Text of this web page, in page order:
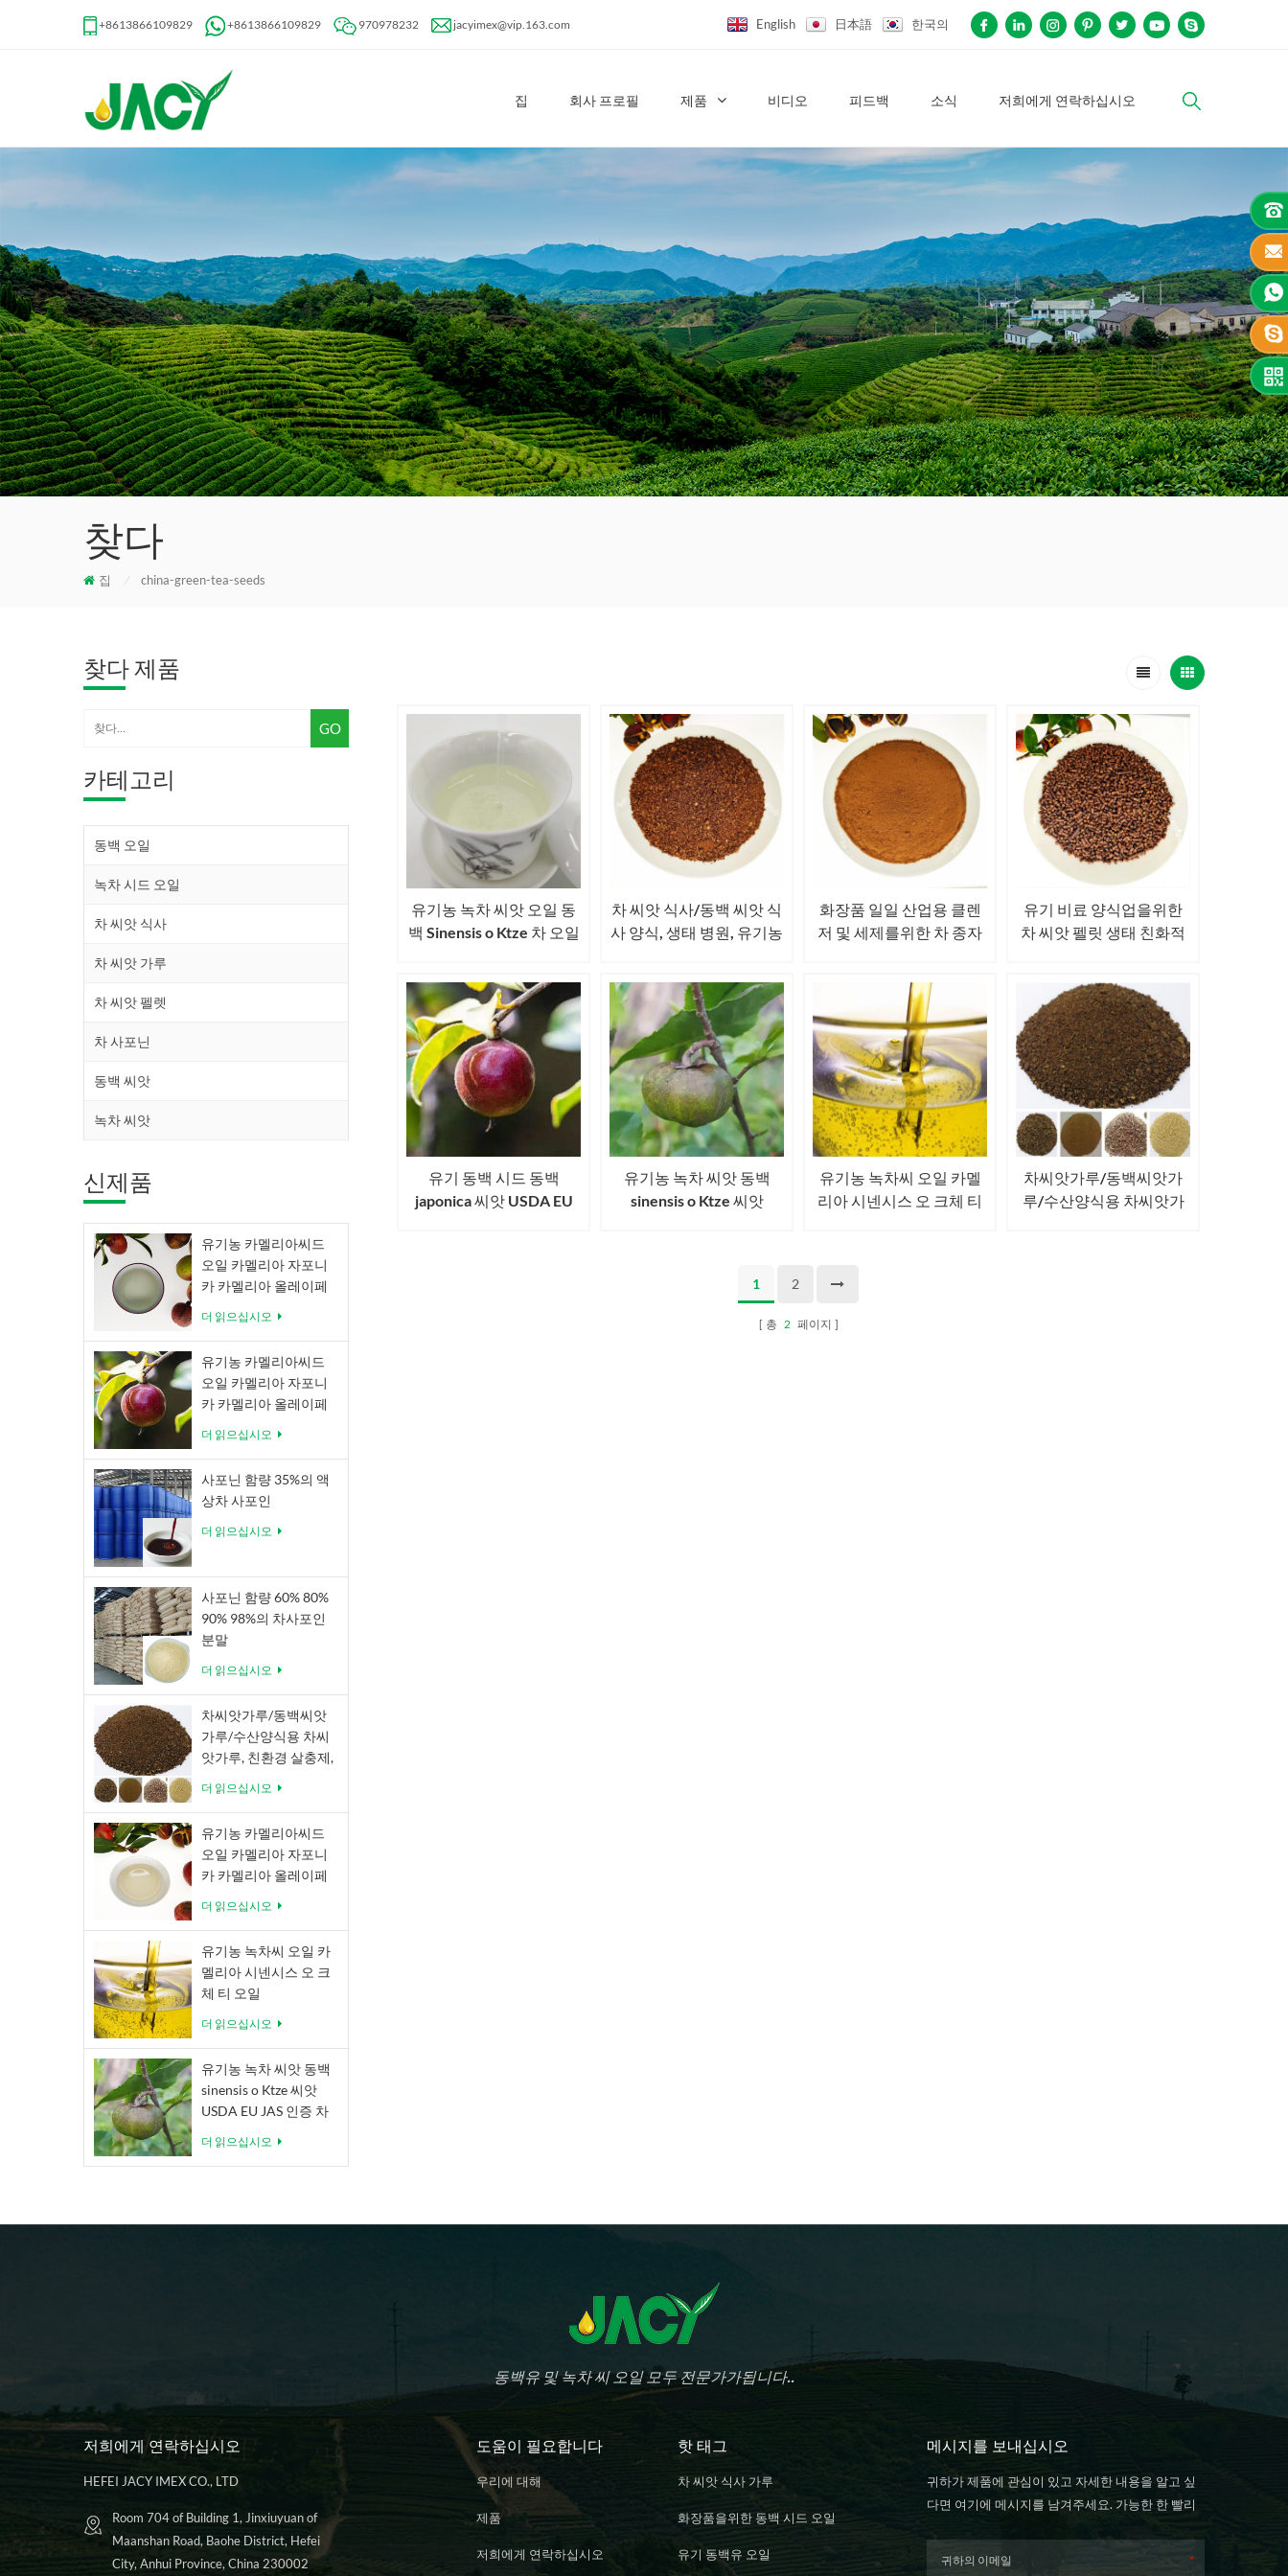
+8613866109829 +8613866109829 970978232 jacyimex@vip.163.com English 日本語 한국의
집 회사 프로필 제품 비디오 피드백 소식 저희에게 연락하십시오
찾다
집 / china-green-tea-seeds
찾다 제품
카테고리
동백 오일
녹차 시드 오일
차 씨앗 식사
차 씨앗 가루
차 씨앗 펠렛
차 사포닌
동백 씨앗
녹차 씨앗
신제품
유기농 카멜리아씨드
오일 카멜리아 자포니
카 카멜리아 올레이페
더 읽으십시오
유기농 카멜리아씨드
오일 카멜리아 자포니
카 카멜리아 올레이페
더 읽으십시오
사포닌 함량 35%의 액
상차 사포인
더 읽으십시오
사포닌 함량 60% 80%
90% 98%의 차사포인
분말
더 읽으십시오
차씨앗가루/동백씨앗
가루/수산양식용 차씨
앗가루, 친환경 살충제,
Oleifera Camellia
더 읽으십시오
유기농 카멜리아씨드
오일 카멜리아 자포니
카 카멜리아 올레이페
더 읽으십시오
유기농 녹차씨 오일 카
멜리아 시넨시스 오 크
체 티 오일
더 읽으십시오
유기농 녹차 씨앗 동백
sinensis o Ktze 씨앗
USDA EU JAS 인증 차
더 읽으십시오
유기농 녹차 씨앗 오일 동
백 Sinensis o Ktze 차 오일
차 씨앗 식사/동백 씨앗 식
사 양식, 생태 병원, 유기농
Camellia japonica
화장품 일일 산업용 클렌
저 및 세제를위한 차 종자
유기 비료 양식업을위한
차 씨앗 펠릿 생태 친화적
유기 동백 시드 동백
japonica 씨앗 USDA EU
유기농 녹차 씨앗 동백
sinensis o Ktze 씨앗
유기농 녹차씨 오일 카멜
리아 시넨시스 오 크체 티
차씨앗가루/동백씨앗가
루/수산양식용 차씨앗가
1 2
총 2 페이지
동백유 및 녹차 씨 오일 모두 전문가가됩니다..
저희에게 연락하십시오
HEFEI JACY IMEX CO., LTD
Room 704 of Building 1, Jinxiuyuan of
Maanshan Road, Baohe District, Hefei
City, Anhui Province, China 230002
도움이 필요합니다
우리에 대해
제품
저희에게 연락하십시오
핫 태그
차 씨앗 식사 가루
화장품을위한 동백 시드 오일
유기 동백유 오일
메시지를 보내십시오
귀하가 제품에 관심이 있고 자세한 내용을 알고 싶
다면 여기에 메시지를 남겨주세요. 가능한 한 빨리